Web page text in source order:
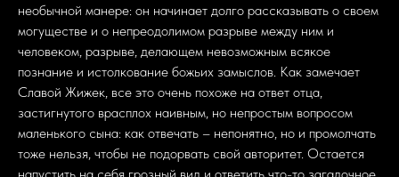
необычной манере: он начинает долго рассказывать о своем
могуществе и о непреодолимом разрыве между ним и
человеком, разрыве, делающем невозможным всякое
познание и истолкование божьих замыслов. Как замечает
Славой Жижек, все это очень похоже на ответ отца,
застигнутого врасплох наивным, но непростым вопросом
маленького сына: как отвечать – непонятно, но и промолчать
тоже нельзя, чтобы не подорвать свой авторитет. Остается
напустить на себя грозный вид и ответить что-то загадочное,